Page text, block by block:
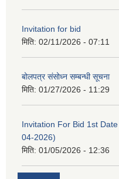
Invitation for bid
मिति: 02/11/2026 - 07:11
बोलपत्र संसोध्न सम्बन्धी सूचना
मिति: 01/27/2026 - 11:29
Invitation For Bid 1st
04-2026)
मिति: 01/05/2026 - 12:36